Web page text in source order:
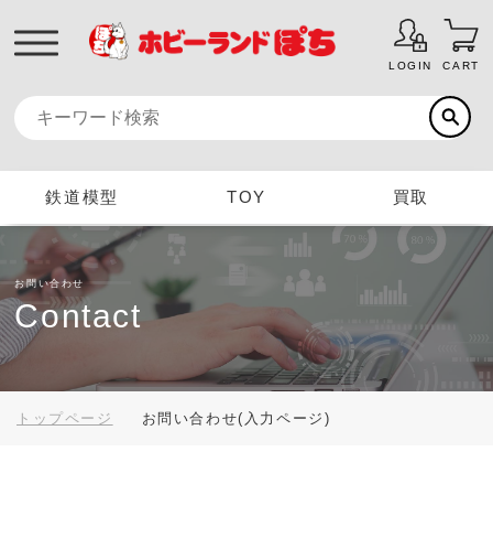
LOGIN CART
鉄道模型 TOY 買取
お問い合わせ
Contact
トップページ お問い合わせ(入力ページ)